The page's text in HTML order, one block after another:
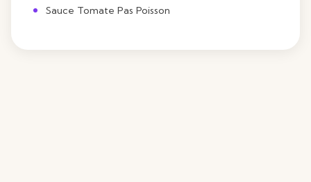
Sauce Tomate Pas Poisson